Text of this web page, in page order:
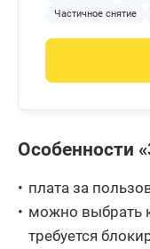
Частичное снятие
Особенности
плата за
можно выбрать
требуется